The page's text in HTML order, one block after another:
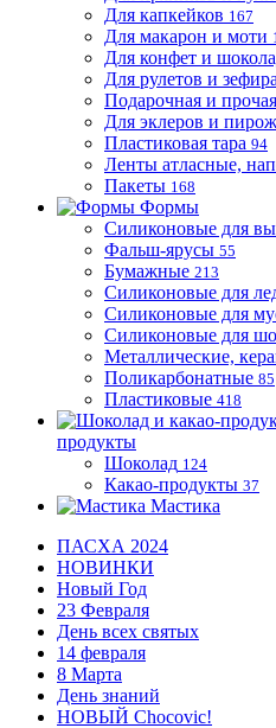
Для капкейков 167
Для макарон и моти
Для конфет и
Для рулетов и зефира
Подарочная и
Для эклеров и
Пластиковая тара 94
Ленты атласные,
Пакеты 168
Формы
Силиконовые для
Фальш-ярусы 55
Бумажные 213
Силиконовые для
Силиконовые для
Силиконовые для
Металлические,
Поликарбонатные 85
Пластиковые 418
продукты
Шоколад 124
Какао-продукты 37
Мастика
ПАСХА 2024
НОВИНКИ
Новый Год
23 Февраля
День всех святых
14 февраля
8 Марта
День знаний
НОВЫЙ Chocovic!